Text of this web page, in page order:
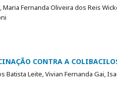
Fernanda Oliveira dos Reis
CONTRA A
Batista Leite, Vivian Fernanda Gai,